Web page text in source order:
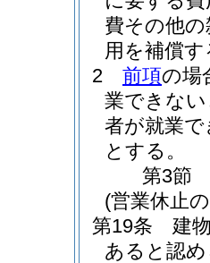
費その他
用を補償
2
前項の場
業できな
者が就業
とする。
第3節
(営業休止
第19条
建
あると認